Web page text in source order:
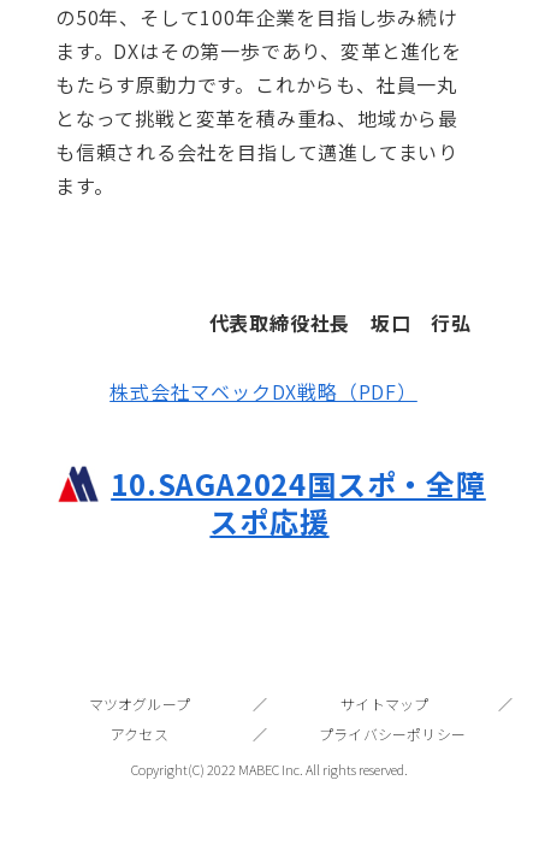
の50年、そして100年企業を目指し歩み続け
ます。DXはその第一歩であり、変革と進化を
もたらす原動力です。これからも、社員一丸
となって挑戦と変革を積み重ね、地域から最
も信頼される会社を目指して邁進してまいり
ます。
代表取締役社長 坂口 行弘
株式会社マベックDX戦略（PDF）
10.SAGA2024国スポ・全障
スポ応援
マツオグループ
サイトマップ
アクセス
プライバシーポリシー
Copyright(C) 2022 MABEC Inc. All rights reserved.